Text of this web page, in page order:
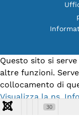
Questo sito si
altre funzioni.
collocamento di
Visualizza la ns.
Accetto
30